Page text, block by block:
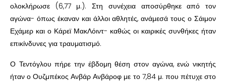
ολοκλήρωσε (6,77 μ.). Στη συνέχεια αποσύρθηκε από τον
αγώνα- όπως έκαναν και άλλοι αθλητές, ανάμεσά τους ο Σάιμον
Εχάμερ και ο Κάρεϊ ΜακΛόιντ- καθώς οι καιρικές συνθήκες ήταν
επικίνδυνες για τραυματισμό.
Ο Τεντόγλου πήρε την έβδομη θέση στον αγώνα, ενώ νικητής
ήταν ο Ουζμπέκος Ανβάρ Ανβάροφ με το 7,84 μ. που πέτυχε στο